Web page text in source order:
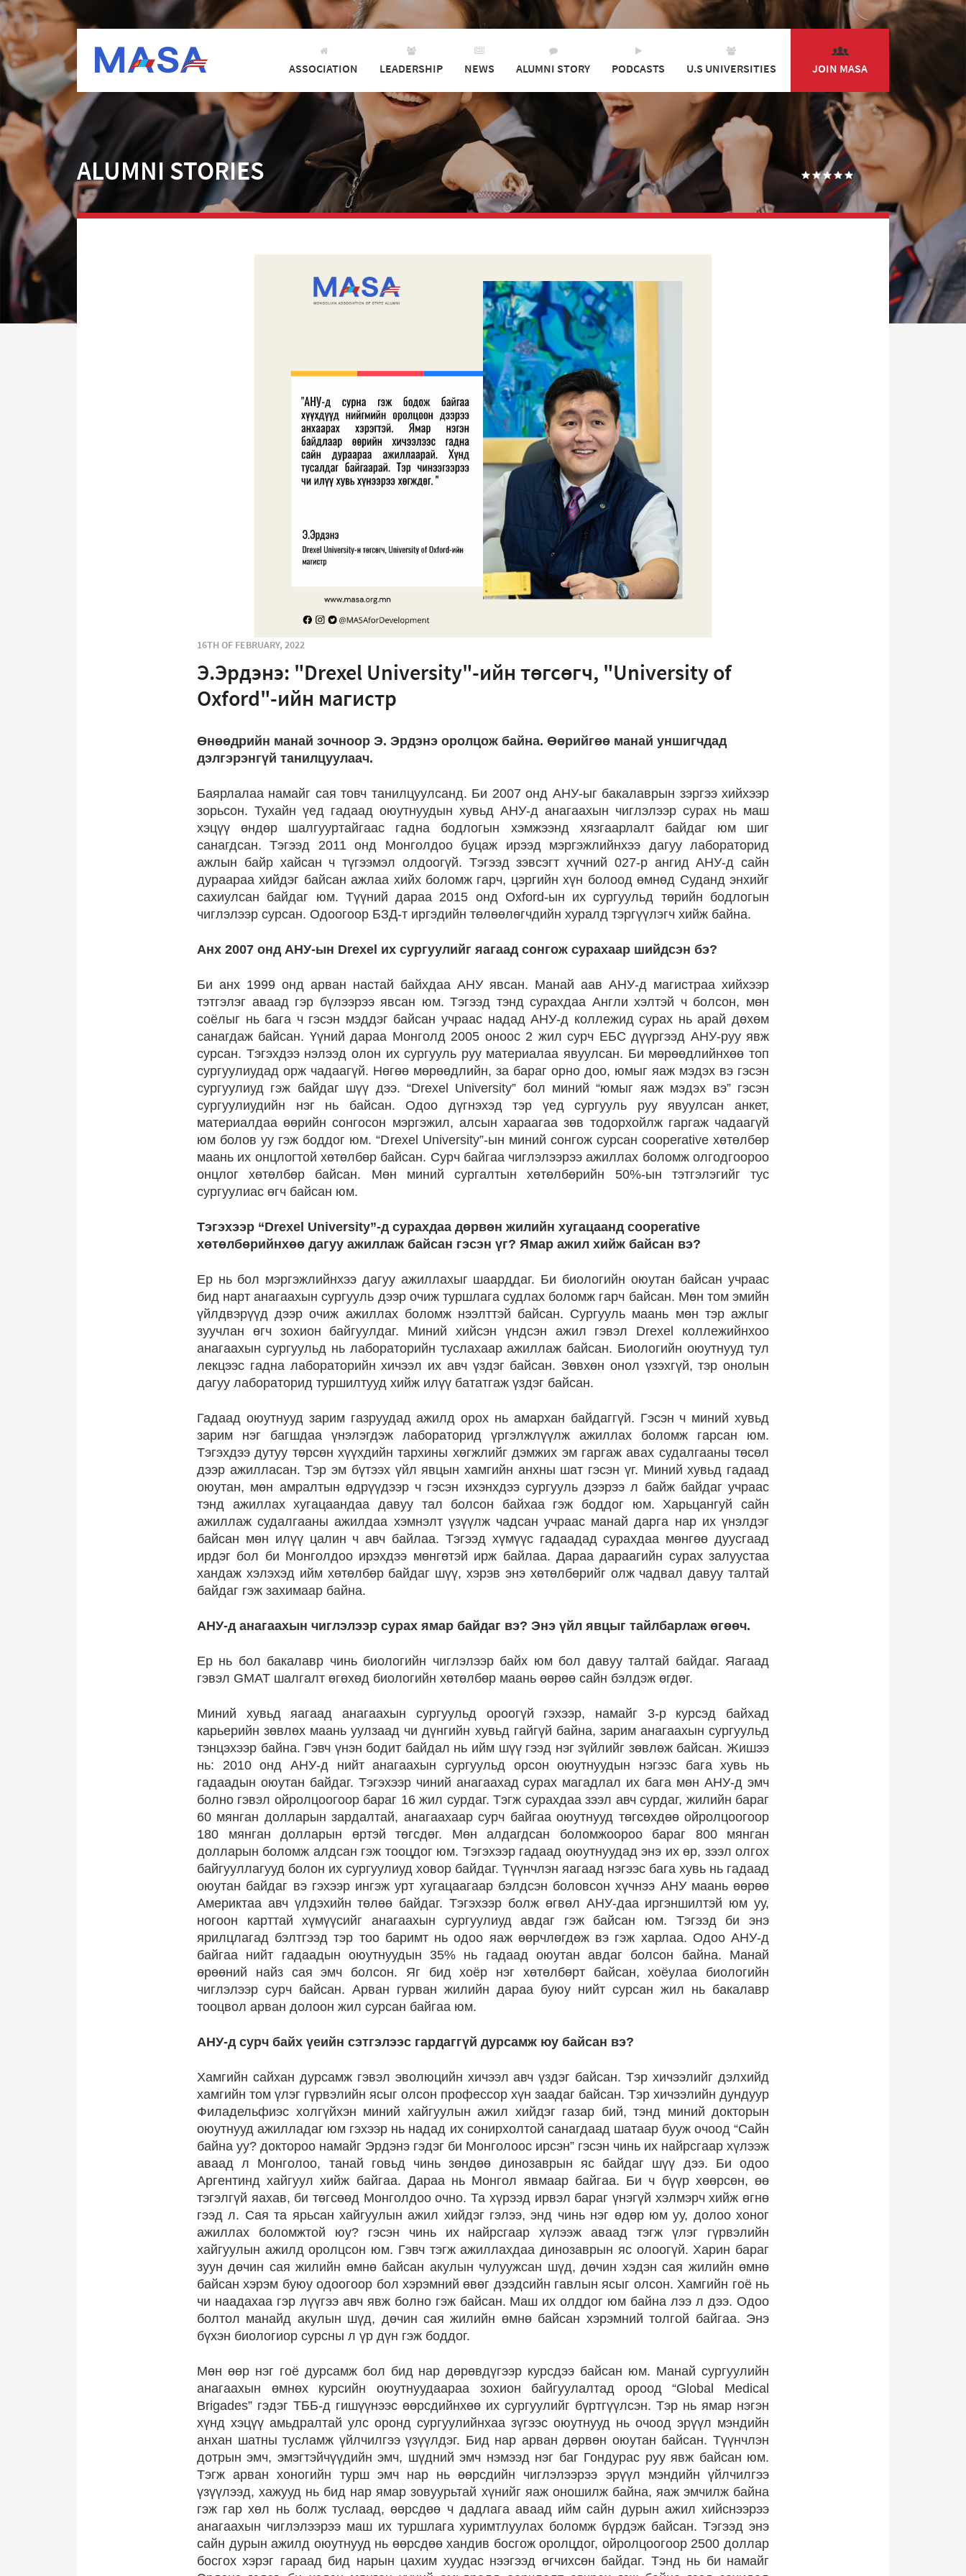
ASSOCIATION LEADERSHIP NEWS ALUMNI STORY PODCASTS U.S UNIVERSITIES JOIN MASA
ALUMNI STORIES
16TH OF FEBRUARY, 2022
Э.Эрдэнэ: "Drexel University"-ийн төгсөгч, "University of
Oxford"-ийн магистр
Өнөөдрийн манай зочноор Э. Эрдэнэ оролцож байна. Өөрийгөө манай уншигчдад
дэлгэрэнгүй танилцуулаач.
Баярлалаа намайг сая товч танилцуулсанд. Би 2007 онд АНУ-ыг бакалаврын зэргээ хийхээр
зорьсон. Тухайн үед гадаад оюутнуудын хувьд АНУ-д анагаахын чиглэлээр сурах нь маш
хэцүү өндөр шалгууртайгаас гадна бодлогын хэмжээнд хязгаарлалт байдаг юм шиг
санагдсан. Тэгээд 2011 онд Монголдоо буцаж ирээд мэргэжлийнхээ дагуу лабораторид
ажлын байр хайсан ч түгээмэл олдоогүй. Тэгээд зэвсэгт хүчний 027-р ангид АНУ-д сайн
дураараа хийдэг байсан ажлаа хийх боломж гарч, цэргийн хүн болоод өмнөд Суданд энхийг
сахиулсан байдаг юм. Түүний дараа 2015 онд Oxford-ын их сургуульд төрийн бодлогын
чиглэлээр сурсан. Одоогоор БЗД-т иргэдийн төлөөлөгчдийн хуралд тэргүүлэгч хийж байна.
Анх 2007 онд АНУ-ын Drexel их сургуулийг яагаад сонгож сурахаар шийдсэн бэ?
Би анх 1999 онд арван настай байхдаа АНУ явсан. Манай аав АНУ-д магистраа хийхээр
тэтгэлэг аваад гэр бүлээрээ явсан юм. Тэгээд тэнд сурахдаа Англи хэлтэй ч болсон, мөн
соёлыг нь бага ч гэсэн мэддэг байсан учраас надад АНУ-д коллежид сурах нь арай дөхөм
санагдаж байсан. Үүний дараа Монголд 2005 оноос 2 жил сурч ЕБС дүүргээд АНУ-руу явж
сурсан. Тэгэхдээ нэлээд олон их сургууль руу материалаа явуулсан. Би мөрөөдлийнхөө топ
сургуулиудад орж чадаагүй. Нөгөө мөрөөдлийн, за бараг орно доо, юмыг яаж мэдэх вэ гэсэн
сургуулиуд гэж байдаг шүү дээ. “Drexel University” бол миний “юмыг яаж мэдэх вэ” гэсэн
сургуулиудийн нэг нь байсан. Одоо дүгнэхэд тэр үед сургууль руу явуулсан анкет,
материалдаа өөрийн сонгосон мэргэжил, алсын хараагаа зөв тодорхойлж гаргаж чадаагүй
юм болов уу гэж боддог юм. “Drexel University”-ын миний сонгож сурсан cooperative хөтөлбөр
маань их онцлогтой хөтөлбөр байсан. Сурч байгаа чиглэлээрээ ажиллах боломж олгодгоороо
онцлог хөтөлбөр байсан. Мөн миний сургалтын хөтөлбөрийн 50%-ын тэтгэлэгийг тус
сургуулиас өгч байсан юм.
Тэгэхээр “Drexel University”-д сурахдаа дөрвөн жилийн хугацаанд cooperative
хөтөлбөрийнхөө дагуу ажиллаж байсан гэсэн үг? Ямар ажил хийж байсан вэ?
Ер нь бол мэргэжлийнхээ дагуу ажиллахыг шаарддаг. Би биологийн оюутан байсан учраас
бид нарт анагаахын сургууль дээр очиж туршлага судлах боломж гарч байсан. Мөн том эмийн
үйлдвэрүүд дээр очиж ажиллах боломж нээлттэй байсан. Сургууль маань мөн тэр ажлыг
зуучлан өгч зохион байгуулдаг. Миний хийсэн үндсэн ажил гэвэл Drexel коллежийнхоо
анагаахын сургуульд нь лабораторийн туслахаар ажиллаж байсан. Биологийн оюутнууд тул
лекцээс гадна лабораторийн хичээл их авч үздэг байсан. Зөвхөн онол үзэхгүй, тэр онолын
дагуу лабораторид туршилтууд хийж илүү бататгаж үздэг байсан.
Гадаад оюутнууд зарим газруудад ажилд орох нь амархан байдаггүй. Гэсэн ч миний хувьд
зарим нэг багшдаа үнэлэгдэж лабораторид үргэлжлүүлж ажиллах боломж гарсан юм.
Тэгэхдээ дутуу төрсөн хүүхдийн тархины хөгжлийг дэмжих эм гаргаж авах судалгааны төсөл
дээр ажилласан. Тэр эм бүтээх үйл явцын хамгийн анхны шат гэсэн үг. Миний хувьд гадаад
оюутан, мөн амралтын өдрүүдээр ч гэсэн ихэнхдээ сургууль дээрээ л байж байдаг учраас
тэнд ажиллах хугацаандаа давуу тал болсон байхаа гэж боддог юм. Харьцангуй сайн
ажиллаж судалгааны ажилдаа хэмнэлт үзүүлж чадсан учраас манай дарга нар их үнэлдэг
байсан мөн илүү цалин ч авч байлаа. Тэгээд хүмүүс гадаадад сурахдаа мөнгөө дуусгаад
ирдэг бол би Монголдоо ирэхдээ мөнгөтэй ирж байлаа. Дараа дараагийн сурах залуустаа
хандаж хэлэхэд ийм хөтөлбөр байдаг шүү, хэрэв энэ хөтөлбөрийг олж чадвал давуу талтай
байдаг гэж захимаар байна.
АНУ-д анагаахын чиглэлээр сурах ямар байдаг вэ? Энэ үйл явцыг тайлбарлаж өгөөч.
Ер нь бол бакалавр чинь биологийн чиглэлээр байх юм бол давуу талтай байдаг. Яагаад
гэвэл GMAT шалгалт өгөхөд биологийн хөтөлбөр маань өөрөө сайн бэлдэж өгдөг.
Миний хувьд яагаад анагаахын сургуульд ороогүй гэхээр, намайг 3-р курсэд байхад
карьерийн зөвлөх маань уулзаад чи дүнгийн хувьд гайгүй байна, зарим анагаахын сургуульд
тэнцэхээр байна. Гэвч үнэн бодит байдал нь ийм шүү гээд нэг зүйлийг зөвлөж байсан. Жишээ
нь: 2010 онд АНУ-д нийт анагаахын сургуульд орсон оюутнуудын нэгээс бага хувь нь
гадаадын оюутан байдаг. Тэгэхээр чиний анагаахад сурах магадлал их бага мөн АНУ-д эмч
болно гэвэл ойролцоогоор бараг 16 жил сурдаг. Тэгж сурахдаа зээл авч сурдаг, жилийн бараг
60 мянган долларын зардалтай, анагаахаар сурч байгаа оюутнууд төгсөхдөө ойролцоогоор
180 мянган долларын өртэй төгсдөг. Мөн алдагдсан боломжоороо бараг 800 мянган
долларын боломж алдсан гэж тооцдог юм. Тэгэхээр гадаад оюутнуудад энэ их өр, зээл олгох
байгууллагууд болон их сургуулиуд ховор байдаг. Түүнчлэн яагаад нэгээс бага хувь нь гадаад
оюутан байдаг вэ гэхээр ингэж урт хугацаагаар бэлдсэн боловсон хүчнээ АНУ маань өөрөө
Америктаа авч үлдэхийн төлөө байдаг. Тэгэхээр болж өгвөл АНУ-даа иргэншилтэй юм уу,
ногоон карттай хүмүүсийг анагаахын сургуулиуд авдаг гэж байсан юм. Тэгээд би энэ
ярилцлагад бэлтгээд тэр тоо баримт нь одоо яаж өөрчлөгдөж вэ гэж харлаа. Одоо АНУ-д
байгаа нийт гадаадын оюутнуудын 35% нь гадаад оюутан авдаг болсон байна. Манай
өрөөний найз сая эмч болсон. Яг бид хоёр нэг хөтөлбөрт байсан, хоёулаа биологийн
чиглэлээр сурч байсан. Арван гурван жилийн дараа буюу нийт сурсан жил нь бакалавр
тооцвол арван долоон жил сурсан байгаа юм.
АНУ-д сурч байх үеийн сэтгэлээс гардаггүй дурсамж юу байсан вэ?
Хамгийн сайхан дурсамж гэвэл эволюцийн хичээл авч үздэг байсан. Тэр хичээлийг дэлхийд
хамгийн том үлэг гүрвэлийн ясыг олсон профессор хүн заадаг байсан. Тэр хичээлийн дундуур
Филадельфиэс холгүйхэн миний хайгуулын ажил хийдэг газар бий, тэнд миний докторын
оюутнууд ажилладаг юм гэхээр нь надад их сонирхолтой санагдаад шатаар бууж очоод “Сайн
байна уу? доктороо намайг Эрдэнэ гэдэг би Монголоос ирсэн” гэсэн чинь их найрсгаар хүлээж
аваад л Монголоо, танай говьд чинь зөндөө динозаврын яс байдаг шүү дээ. Би одоо
Аргентинд хайгуул хийж байгаа. Дараа нь Монгол явмаар байгаа. Би ч бүүр хөөрсөн, өө
тэгэлгүй яахав, би төгсөөд Монголдоо очно. Та хүрээд ирвэл бараг үнэгүй хэлмэрч хийж өгнө
гээд л. Сая та ярьсан хайгуулын ажил хийдэг гэлээ, энд чинь нэг өдөр юм уу, долоо хоног
ажиллах боломжтой юу? гэсэн чинь их найрсгаар хүлээж аваад тэгж үлэг гүрвэлийн
хайгуулын ажилд оролцсон юм. Гэвч тэгж ажиллахдаа динозаврын яс олоогүй. Харин бараг
зуун дөчин сая жилийн өмнө байсан акулын чулуужсан шүд, дөчин хэдэн сая жилийн өмнө
байсан хэрэм буюу одоогоор бол хэрэмний өвөг дээдсийн гавлын ясыг олсон. Хамгийн гоё нь
чи наадахаа гэр лүүгээ авч явж болно гэж байсан. Маш их олддог юм байна лээ л дээ. Одоо
болтол манайд акулын шүд, дөчин сая жилийн өмнө байсан хэрэмний толгой байгаа. Энэ
бүхэн биологиор сурсны л үр дүн гэж боддог.
Мөн өөр нэг гоё дурсамж бол бид нар дөрөвдүгээр курсдээ байсан юм. Манай сургуулийн
анагаахын өмнөх курсийн оюутнуудаараа зохион байгуулалтад ороод “Global Medical
Brigades” гэдэг ТББ-д гишүүнээс өөрсдийнхөө их сургуулийг бүртгүүлсэн. Тэр нь ямар нэгэн
хүнд хэцүү амьдралтай улс оронд сургуулийнхаа зүгээс оюутнууд нь очоод эрүүл мэндийн
анхан шатны тусламж үйлчилгээ үзүүлдэг. Бид нар арван дөрвөн оюутан байсан. Түүнчлэн
дотрын эмч, эмэгтэйчүүдийн эмч, шүдний эмч нэмээд нэг баг Гондурас руу явж байсан юм.
Тэгж арван хоногийн турш эмч нар нь өөрсдийн чиглэлээрээ эрүүл мэндийн үйлчилгээ
үзүүлээд, хажууд нь бид нар ямар зовуурьтай хүнийг яаж оношилж байна, яаж эмчилж байна
гэж гар хөл нь болж туслаад, өөрсдөө ч дадлага аваад ийм сайн дурын ажил хийснээрээ
анагаахын чиглэлээрээ маш их туршлага хуримтлуулах боломж бүрдэж байсан. Тэгээд энэ
сайн дурын ажилд оюутнууд нь өөрсдөө хандив босгож оролцдог, ойролцоогоор 2500 доллар
босгох хэрэг гараад бид нарын цахим хуудас нээгээд өгчихсөн байдаг. Тэнд нь би намайг